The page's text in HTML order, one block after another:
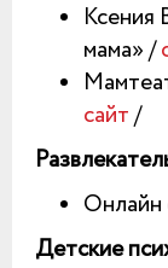
Ксения
мама» /
сайт/
Онлайн
Детские